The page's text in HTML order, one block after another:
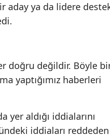
aday ya da lidere
doğru değildir. Böyle
yaptığımız haberleri
aldığı iddialarını
iddiaları reddeden